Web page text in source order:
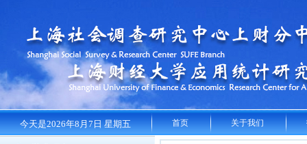
今天是2026年8月7日 星期五 首页 关于我们